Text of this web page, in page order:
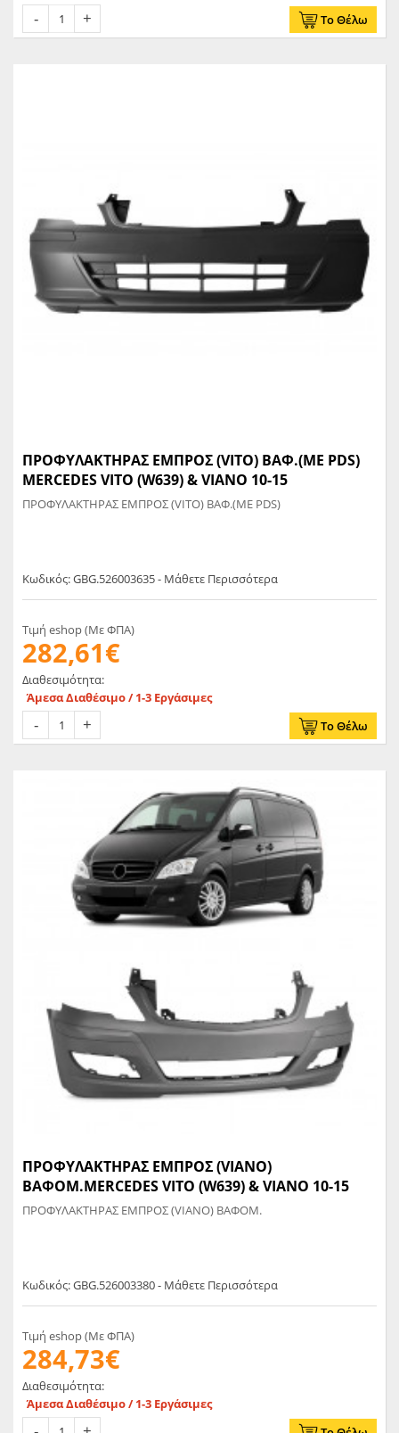
Το Θέλω
ΠΡΟΦΥΛΑΚΤΗΡΑΣ ΕΜΠΡΟΣ (VITO) ΒΑΦ.(ΜΕ PDS)
MERCEDES VITO (W639) & VIANO 10-15
ΠΡΟΦΥΛΑΚΤΗΡΑΣ ΕΜΠΡΟΣ (VITO) ΒΑΦ.(ΜΕ PDS)
Κωδικός: GBG.526003635 - Μάθετε Περισσότερα
Τιμή eshop (Με ΦΠΑ)
282,61€
Διαθεσιμότητα:
Άμεσα Διαθέσιμο / 1-3 Εργάσιμες
Το Θέλω
ΠΡΟΦΥΛΑΚΤΗΡΑΣ ΕΜΠΡΟΣ (VIANO)
ΒΑΦΟΜ.MERCEDES VITO (W639) & VIANO 10-15
ΠΡΟΦΥΛΑΚΤΗΡΑΣ ΕΜΠΡΟΣ (VIANO) ΒΑΦΟΜ.
Κωδικός: GBG.526003380 - Μάθετε Περισσότερα
Τιμή eshop (Με ΦΠΑ)
284,73€
Διαθεσιμότητα:
Άμεσα Διαθέσιμο / 1-3 Εργάσιμες